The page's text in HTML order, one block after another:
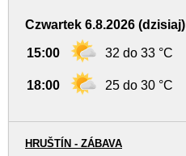
Czwartek 6.8.2026 (dzisiaj)
15:00 32 do 33 °C
18:00 25 do 30 °C
HRUŠTÍN - ZÁBAVA